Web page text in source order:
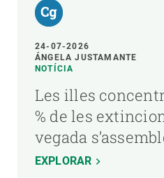
24-07-2026
ÁNGELA JUSTAMANTE
NOTÍCIA
Les illes
% de les
vegada
EXPLORAR